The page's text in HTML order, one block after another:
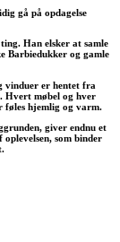
gå på opdagelse
Han elsker at samle
Barbiedukker og gamle
vinduer er hentet fra
Hvert møbel og hver
føles hjemlig og varm.
giver endnu et
som binder